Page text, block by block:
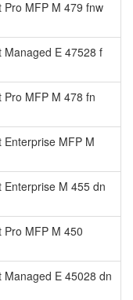
Pro MFP M 479 fnw
Managed E 47528 f
Pro MFP M 478 fn
Enterprise MFP M
Enterprise M 455 dn
Pro MFP M 450
Managed E 45028 dn